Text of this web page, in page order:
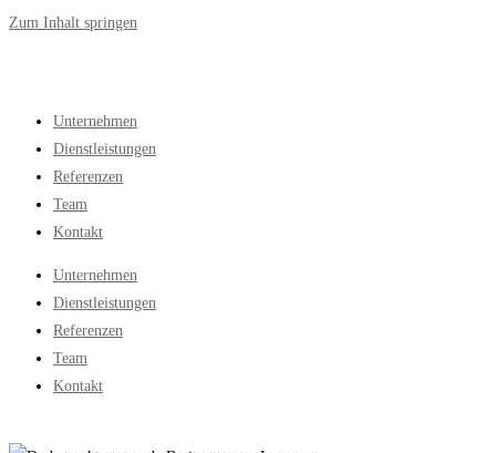
Zum Inhalt springen
Unternehmen
Dienstleistungen
Referenzen
Team
Kontakt
Unternehmen
Dienstleistungen
Referenzen
Team
Kontakt